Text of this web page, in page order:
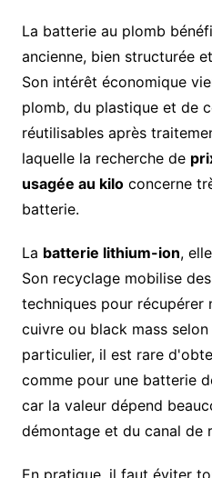
La batterie au plomb
ancienne, bien structurée
Son intérêt économique
plomb, du plastique et de
réutilisables après
laquelle la recherche de
usagée au kiloconcerne
batterie.
La batterie lithium-ion,
Son recyclage mobilise
techniques pour récupérer
cuivre ou black mass
particulier, il est rare
comme pour une batterie
car la valeur dépend
démontage et du canal de
En pratique, il faut éviter